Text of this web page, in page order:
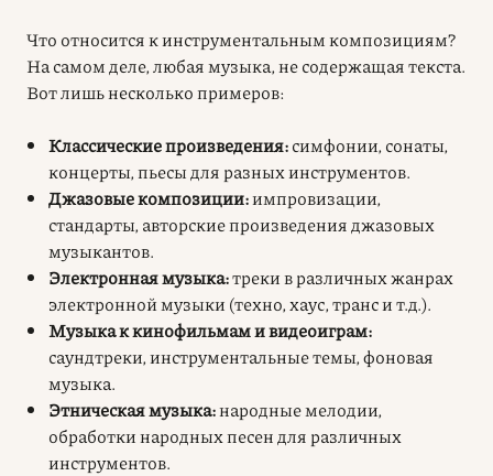
Что относится к инструментальным композициям?
На самом деле, любая музыка, не содержащая текста.
Вот лишь несколько примеров:
Классические произведения:симфонии, сонаты,
концерты, пьесы для разных инструментов.
Джазовые композиции:импровизации,
стандарты, авторские произведения джазовых
музыкантов.
Электронная музыка:треки в различных жанрах
электронной музыки (техно, хаус, транс и т.д.).
Музыка к кинофильмам и видеоиграм:
саундтреки, инструментальные темы, фоновая
музыка.
Этническая музыка:народные мелодии,
обработки народных песен для различных
инструментов.